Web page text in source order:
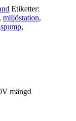
Etiketter:
, miljöstation,
,
mängd